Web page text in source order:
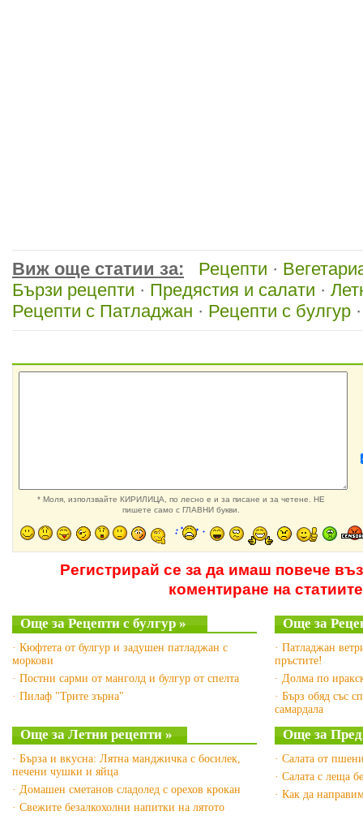
Виж още статии за: Рецепти ·
Бързи рецепти · Предястия и салати ·
Рецепти с Патладжан · Рецепти с булгур ·
* Моля, използвайте КИРИЛИЦА, по лесно е и за писане и за четене. НЕ
пишете само с ГЛАВНИ букви.
Регистрирай се за да имаш повече
коментиране на статиите
Още за Рецепти с булгур »
· Кюфтета от булгур и задушен патладжан с
моркови
· Постни сарми от манголд и булгур от спелта
· Пилаф "Трите зърна"
Още за
· Патладжан
пръстите!
· Долма по
· Бърз обяд със
самардала
Още за Летни рецепти »
· Бърза и вкусна: Лятна манджичка с босилек,
печени чушки и яйца
· Домашен сметанов сладолед с орехов крокан
· Свежите безалкохолни напитки на лятото
Още за
· Салата от
· Салата с леща
· Как да